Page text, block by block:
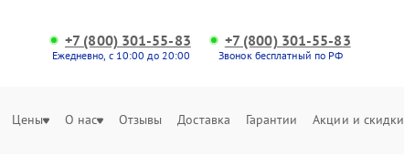
+7 (800) 301-55-83
Ежедневно, с 10:00 до 20:00
+7 (800) 301-55-83
Звонок бесплатный по РФ
Цены О нас Отзывы Доставка Гарантии Акции и скидки